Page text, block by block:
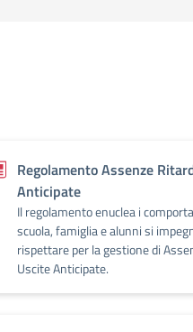
Regolamento Assenze
Anticipate
Il regolamento enuclea i
scuola, famiglia e alunni si
rispettare per la gestione di
Uscite Anticipate.